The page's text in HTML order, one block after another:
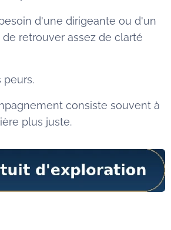
d'une dirigeante ou d'un
retrouver assez de clarté
peurs.
consiste souvent à
plus juste.